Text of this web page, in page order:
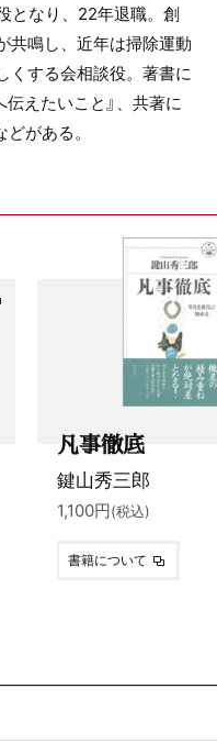
となり、22年退職。創
共鳴し、近年は掃除運動
くする会相談役。著書に
伝えたいこと』、共著に
がある。
凡事徹底
鍵山秀三郎
1,100円(税込)
書籍について